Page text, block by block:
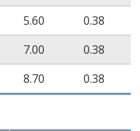
5.60
0.38
7.00
0.38
8.70 0.38